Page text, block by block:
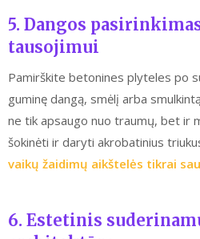
5. Dangos
tausojimui
Pamirškite betonines plyteles po
guminę dangą, smėlį arba
ne tik apsaugo nuo traumų, bet ir
šokinėti ir daryti akrobatinius
vaikų žaidimų aikštelės tikrai
6. Estetinis